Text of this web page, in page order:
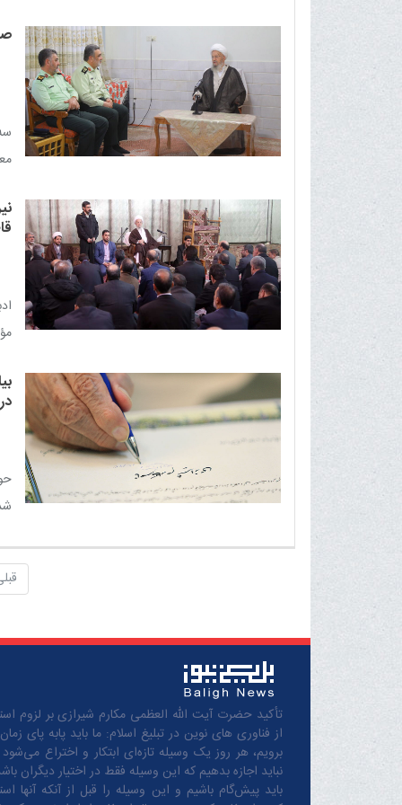
تأکید حضرت آیت الله العظمی مکارم شیرازی بر لزوم
از فناوری های نوین در تبلیغ اسلام: ما باید پابه پای
برویم، هر روز یک وسیله تازه‌ای ابتکار و اختراع
نباید اجازه بدهیم که این وسیله فقط در اختیار دیگران
باید پیش‌گام باشیم و این وسیله را قبل از آنکه آنها